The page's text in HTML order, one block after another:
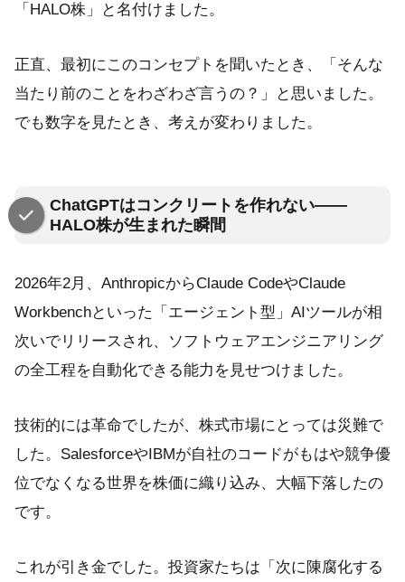
「HALO株」と名付けました。
正直、最初にこのコンセプトを聞いたとき、「そんな
当たり前のことをわざわざ言うの？」と思いました。
でも数字を見たとき、考えが変わりました。
ChatGPTはコンクリートを作れない——
HALO株が生まれた瞬間
2026年2月、AnthropicからClaude CodeやClaude
Workbenchといった「エージェント型」AIツールが相
次いでリリースされ、ソフトウェアエンジニアリング
の全工程を自動化できる能力を見せつけました。
技術的には革命でしたが、株式市場にとっては災難で
した。SalesforceやIBMが自社のコードがもはや競争優
位でなくなる世界を株価に織り込み、大幅下落したの
です。
これが引き金でした。投資家たちは「次に陳腐化する